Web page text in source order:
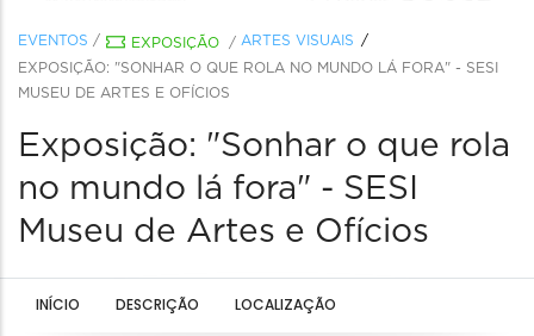
EVENTOS / EXPOSIÇÃO / ARTES VISUAIS
EXPOSIÇÃO: "SONHAR O QUE ROLA NO MUNDO LÁ FORA" - SESI
MUSEU DE ARTES E OFÍCIOS
Exposição: "Sonhar o que rola
no mundo lá fora" - SESI
Museu de Artes e Ofícios
INÍCIO DESCRIÇÃO LOCALIZAÇÃO